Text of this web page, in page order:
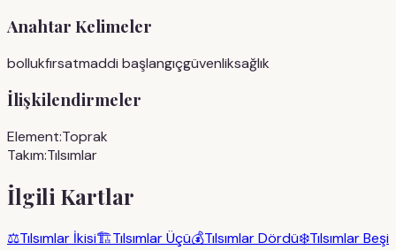
Anahtar Kelimeler
bollukfırsatmaddi başlangıçgüvenliksağlık
İlişkilendirmeler
Element:Toprak
Takım:Tılsımlar
İlgili Kartlar
⚖️Tılsımlar İkisi🏗️Tılsımlar Üçü💰Tılsımlar Dördü❄️Tılsımlar Beşi